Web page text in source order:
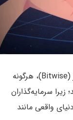
به گفته مت هوگان (Matt Hougan)، مدیر ارشد سرمایه‌گذاری شرکت مدیریت دارایی بیت‌وایز (Bitwise)، هرگونه
زیرا سرمایه‌گذاران
واقعی مانند